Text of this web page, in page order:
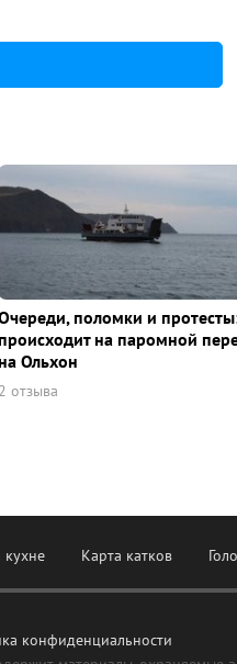
поломки и
на паромной
Ольхон
2 отзыва
кухне Карта катков
конфиденциальности